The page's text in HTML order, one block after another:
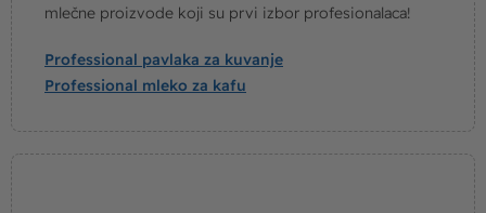
mlečne proizvode koji su prvi izbor profesionalaca!
Professional pavlaka za kuvanje
Professional mleko za kafu